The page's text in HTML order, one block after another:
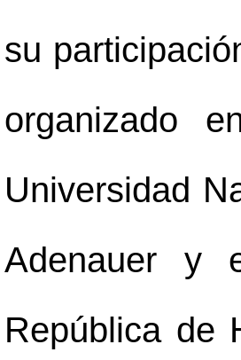
su
organizado
Universidad
Adenauer y
República de